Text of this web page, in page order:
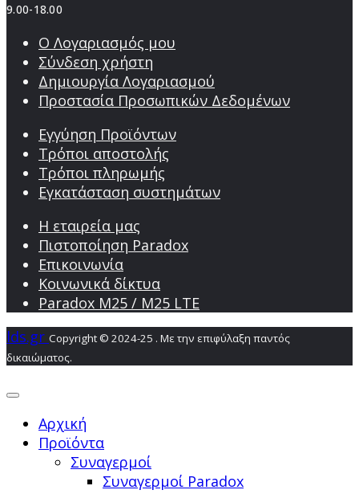
9.00-18.00
Ο Λογαριασμός μου
Σύνδεση χρήστη
Δημιουργία Λογαριασμού
Προστασία Προσωπικών Δεδομένων
Εγγύηση Προϊόντων
Τρόποι αποστολής
Τρόποι πληρωμής
Εγκατάσταση συστημάτων
Η εταιρεία μας
Πιστοποίηση Paradox
Επικοινωνία
Κοινωνικά δίκτυα
Paradox M25 / M25 LTE
lds.gr Copyright © 2024-25 . Με την επιφύλαξη παντός
δικαιώματος.
Αρχική
Προϊόντα
Συναγερμοί
Συναγερμοί Paradox